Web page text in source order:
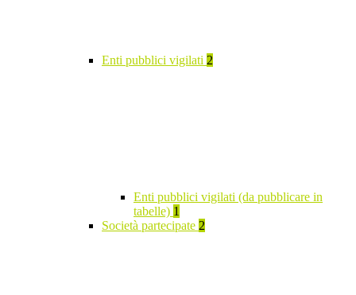
Enti pubblici vigilati 2
Enti pubblici vigilati (da pubblicare in
tabelle) 1
Società partecipate 2